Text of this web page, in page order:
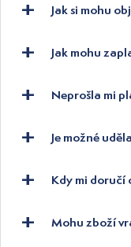
Jak si mohu
Jak mohu
Neprošla mi
Je možné
Kdy mi doručí
Mohu zboží